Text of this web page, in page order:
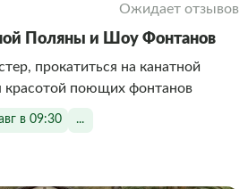
Ожидает отзывов
Поляны и Шоу Фонтанов
прокатиться на канатной
красотой поющих фонтанов
в 09:30 ...